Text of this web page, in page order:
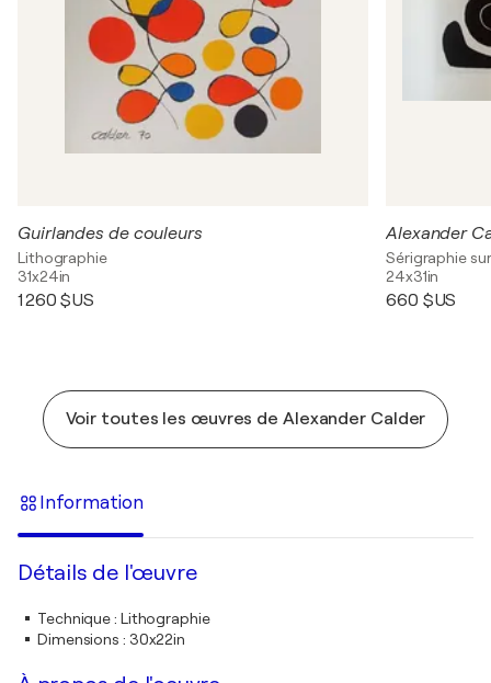
Guirlandes de couleurs
Lithographie
31x24in
1 260 $US
Sérigraphie
24x31in
660 $US
Voir toutes les œuvres de Alexander Calder
Information
Détails de l'œuvre
Technique: Lithographie
Dimensions : 30x22in